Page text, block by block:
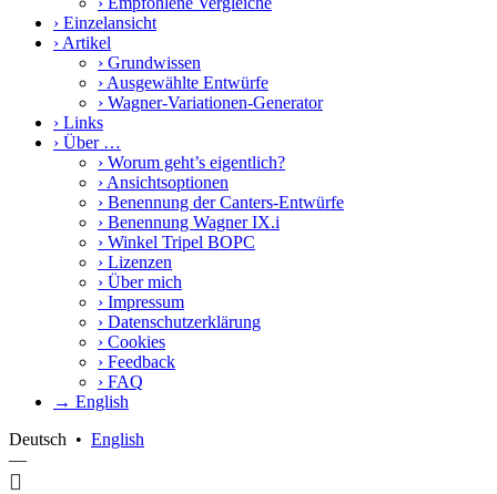
› Einzelansicht
› Artikel
› Grundwissen
› Ausgewählte Entwürfe
› Wagner-Variationen-Generator
› Links
› Über …
› Worum geht’s eigentlich?
› Ansichtsoptionen
› Benennung der Canters-Entwürfe
› Benennung Wagner IX.i
› Winkel Tripel BOPC
› Lizenzen
› Über mich
› Impressum
› Datenschutzerklärung
› Cookies
› Feedback
› FAQ
→ English
Deutsch • English
—